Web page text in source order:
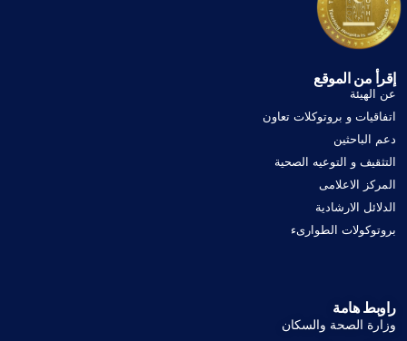
إقرأ من الموقع
عن الهيئة
اتفاقيات و بروتوكلات تعاون
دعم الباحثين
التثقيف و التوعيه الصحية
المركز الاعلامى
الدلائل الارشادية
بروتوكولات الطوارىء
راوبط هامة
وزارة الصحة والسكان